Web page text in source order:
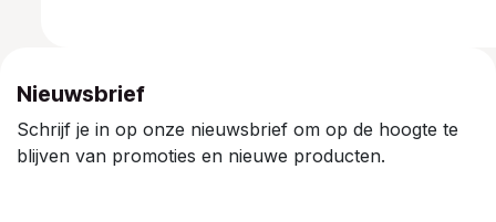
Nieuwsbrief
Schrijf je in op onze nieuwsbrief om op de hoogte te
blijven van promoties en nieuwe producten.